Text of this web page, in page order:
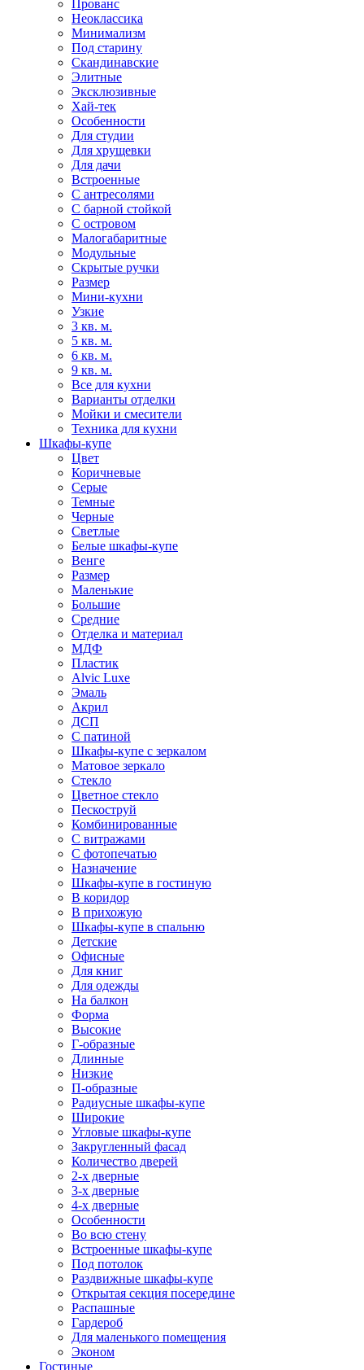
Прованс
Неоклассика
Минимализм
Под старину
Скандинавские
Элитные
Эксклюзивные
Хай-тек
Особенности
Для студии
Для хрущевки
Для дачи
Встроенные
С антресолями
С барной стойкой
С островом
Малогабаритные
Модульные
Скрытые ручки
Размер
Мини-кухни
Узкие
3 кв. м.
5 кв. м.
6 кв. м.
9 кв. м.
Все для кухни
Варианты отделки
Мойки и смесители
Техника для кухни
Шкафы-купе
Цвет
Коричневые
Серые
Темные
Черные
Светлые
Белые шкафы-купе
Венге
Размер
Маленькие
Большие
Средние
Отделка и материал
МДФ
Пластик
Alvic Luxe
Эмаль
Акрил
ДСП
С патиной
Шкафы-купе с зеркалом
Матовое зеркало
Стекло
Цветное стекло
Пескоструй
Комбинированные
С витражами
С фотопечатью
Назначение
Шкафы-купе в гостиную
В коридор
В прихожую
Шкафы-купе в спальню
Детские
Офисные
Для книг
Для одежды
На балкон
Форма
Высокие
Г-образные
Длинные
Низкие
П-образные
Радиусные шкафы-купе
Широкие
Угловые шкафы-купе
Закругленный фасад
Количество дверей
2-х дверные
3-х дверные
4-х дверные
Особенности
Во всю стену
Встроенные шкафы-купе
Под потолок
Раздвижные шкафы-купе
Открытая секция посередине
Распашные
Гардероб
Для маленького помещения
Эконом
Гостиные